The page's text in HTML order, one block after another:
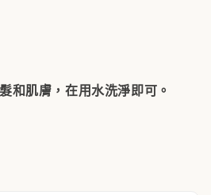
和肌膚，在用水洗淨即可。